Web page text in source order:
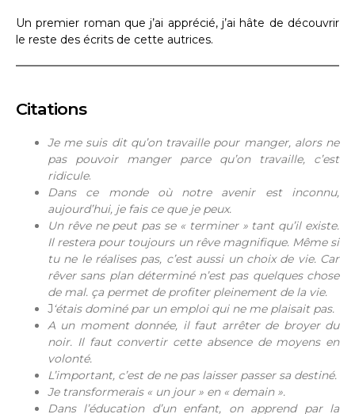
Un premier roman que j’ai apprécié, j’ai hâte de découvrir
le reste des écrits de cette autrices.
Citations
Je me suis dit qu’on travaille pour manger, alors ne
pas pouvoir manger parce qu’on travaille, c’est
ridicule.
Dans ce monde où notre avenir est inconnu,
aujourd’hui, je fais ce que je peux.
Un rêve ne peut pas se « terminer » tant qu’il existe.
Il restera pour toujours un rêve magnifique. Même si
tu ne le réalises pas, c’est aussi un choix de vie. Car
rêver sans plan déterminé n’est pas quelques chose
de mal. ça permet de profiter pleinement de la vie.
J‘étais dominé par un emploi qui ne me plaisait pas.
A un moment donnée, il faut arrêter de broyer du
noir. Il faut convertir cette absence de moyens en
volonté.
L’important, c’est de ne pas laisser passer sa destiné.
Je transformerais « un jour » en « demain ».
Dans l’éducation d’un enfant, on apprend par la